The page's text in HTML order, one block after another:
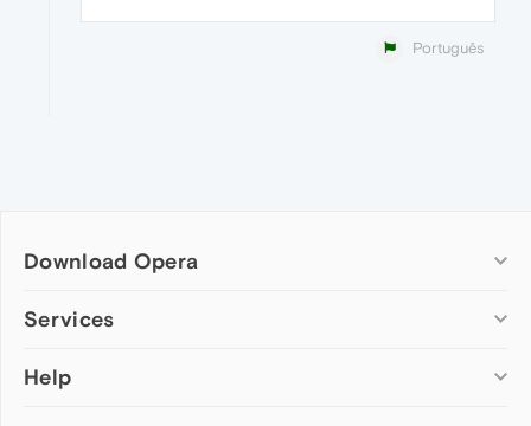
Português
Download Opera
Computer browsers
Opera for Mac
Services
Add-ons
Help